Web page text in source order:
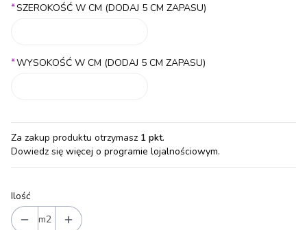
*SZEROKOŚĆ W CM (DODAJ 5 CM ZAPASU)
*WYSOKOŚĆ W CM (DODAJ 5 CM ZAPASU)
Za zakup produktu otrzymasz 1 pkt.
Dowiedz się więcej o programie lojalnościowym.
Ilość
m2